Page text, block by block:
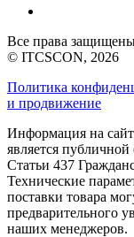
Все права
© ITCSCON, 2026
Политика
и продвижение
Информация на
является
Статьи 437
Технические
поставки товара
предварительного
наших менеджеров.